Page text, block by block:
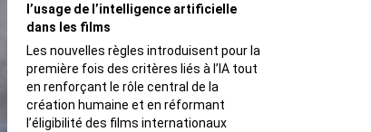
l’usage de l’intelligence artificielle
dans les films
Les nouvelles règles introduisent pour la
première fois des critères liés à l’IA tout
en renforçant le rôle central de la
création humaine et en réformant
l’éligibilité des films internationaux